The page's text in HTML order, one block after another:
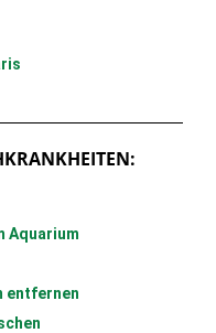
Aquarium
entfernen